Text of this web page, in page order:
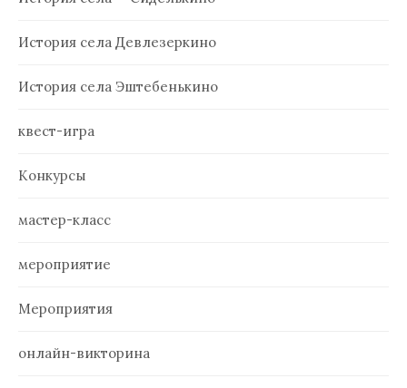
История села Девлезеркино
История села Эштебенькино
квест-игра
Конкурсы
мастер-класс
мероприятие
Мероприятия
онлайн-викторина